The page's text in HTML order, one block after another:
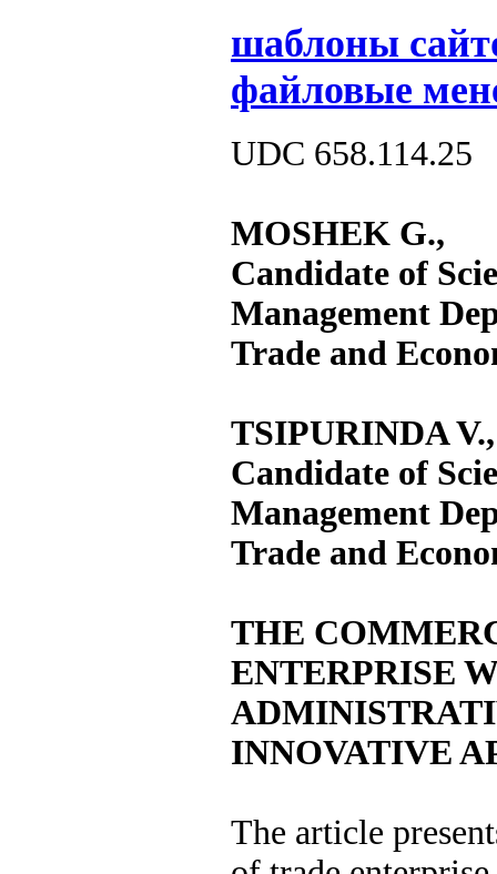
шаблоны
файловые
UDC 658.114.25
MOSHEK G.,
Candidate of
Management
Trade and
TSIPURINDA V.,
Candidate of
Management
Trade and
THE
ENTERPRISE
INNOVATIVE
The article